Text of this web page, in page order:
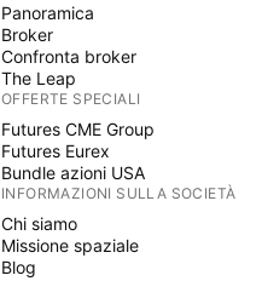
Panoramica
Broker
Confronta broker
The Leap
OFFERTE SPECIALI
Futures CME Group
Futures Eurex
Bundle azioni USA
INFORMAZIONI SULLA SOCIETÀ
Chi siamo
Missione spaziale
Blog